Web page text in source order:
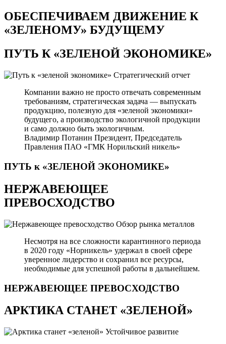
ОБЕСПЕЧИВАЕМ ДВИЖЕНИЕ К
«ЗЕЛЕНОМУ» БУДУЩЕМУ
ПУТЬ К«ЗЕЛЕНОЙ ЭКОНОМИКЕ»
Стратегический отчет
Компании важно не просто отвечать современным
требованиям, стратегическая задача — выпускать
продукцию, полезную для «зеленой экономики»
будущего, а производство экологичной продукции
и само должно быть экологичным.
Владимир Потанин Президент, Председатель
Правления ПАО «ГМК Норильский никель»
ПУТЬ к «ЗЕЛЕНОЙ ЭКОНОМИКЕ»
НЕРЖАВЕЮЩЕЕ
ПРЕВОСХОДСТВО
Обзор рынка металлов
Несмотря на все сложности карантинного периода
в 2020 году «Норникель» удержал в своей сфере
уверенное лидерство и сохранил все ресурсы,
необходимые для успешной работы в дальнейшем.
НЕРЖАВЕЮЩЕЕ ПРЕВОСХОДСТВО
АРКТИКА СТАНЕТ «ЗЕЛЕНОЙ»
Устойчивое развитие